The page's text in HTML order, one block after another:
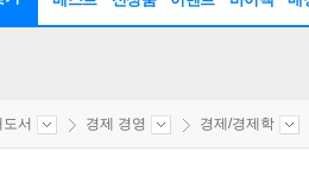
도서 경제 경영 경제/경제학